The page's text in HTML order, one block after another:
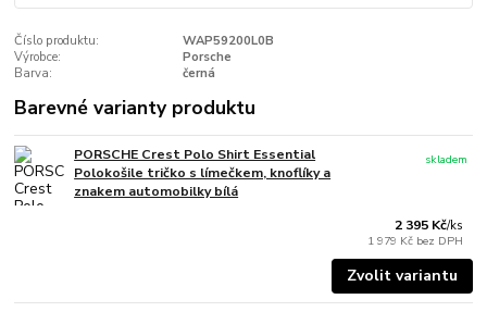
Číslo produktu:
WAP59200L0B
Výrobce:
Porsche
Barva:
černá
Barevné varianty produktu
PORSCHE Crest Polo Shirt Essential
Polokošile tričko s límečkem, knoflíky a
znakem automobilky bílá
2 395 Kč/ks
1 979 Kč bez DPH
skladem
Zvolit variantu